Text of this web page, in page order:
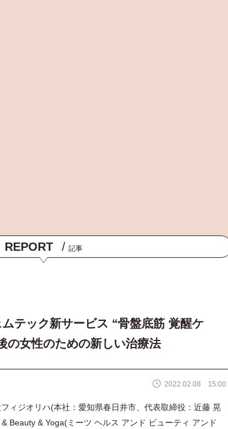
REPORT / 記事
テック新サービス “骨盤底筋 覚醒ケ
女性のための新しい治療法
2022.02.08 15:00
ィジオリハ(本社：愛知県春日井市、代表取締役：近藤 晃
Beauty & Yoga(ミーツ ヘルス アンド ビューティ アンド